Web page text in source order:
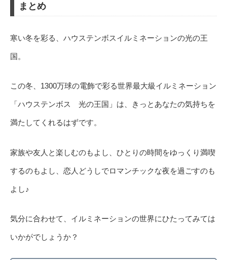
まとめ
寒い冬を彩る、ハウステンボスイルミネーションの光の王
国。
この冬、1300万球の電飾で彩る世界最大級イルミネーション
「ハウステンボス 光の王国」は、きっとあなたの気持ちを
満たしてくれるはずです。
家族や友人と楽しむのもよし、ひとりの時間をゆっくり満喫
するのもよし、恋人どうしでロマンチックな夜を過ごすのも
よし♪
気分に合わせて、イルミネーションの世界にひたってみては
いかがでしょうか？